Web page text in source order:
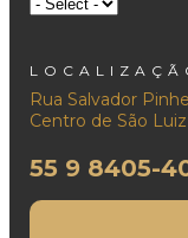
Rua Salvador
Centro de São
55 9 8405-